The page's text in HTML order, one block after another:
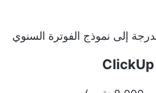
إلى نموذج الفوترة السنوي